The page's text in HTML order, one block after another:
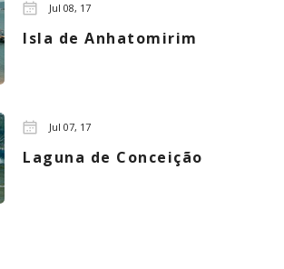
Jul 08, 17
Isla de Anhatomirim
Jul 07, 17
Laguna de Conceição